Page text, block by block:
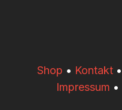
​​Shop • Kontakt •
Impressum •